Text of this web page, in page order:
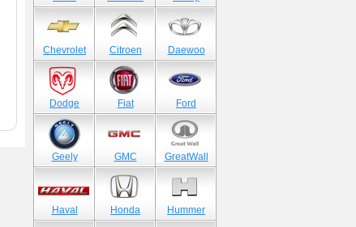
Chevrolet Citroen Daewoo
Dodge Fiat Ford
Geely GMC GreatWall
Haval Honda Hummer